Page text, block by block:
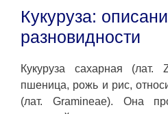
Кукуруза:
разновидности
Кукуруза сахарная
пшеница, рожь и рис,
(лат. Gramineae). Она